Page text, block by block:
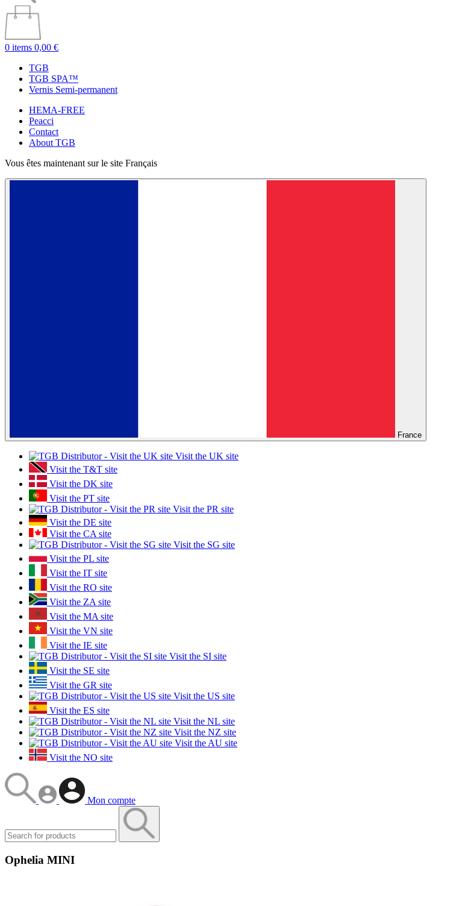
0 items 0,00 €
TGB
TGB SPA™
Vernis Semi-permanent
HEMA-FREE
Peacci
Contact
About TGB
Vous êtes maintenant sur le site Français
France
Visit the UK site
Visit the T&T site
Visit the DK site
Visit the PT site
Visit the PR site
Visit the DE site
Visit the CA site
Visit the SG site
Visit the PL site
Visit the IT site
Visit the RO site
Visit the ZA site
Visit the MA site
Visit the VN site
Visit the IE site
Visit the SI site
Visit the SE site
Visit the GR site
Visit the US site
Visit the ES site
Visit the NL site
Visit the NZ site
Visit the AU site
Visit the NO site
Mon compte
Ophelia MINI